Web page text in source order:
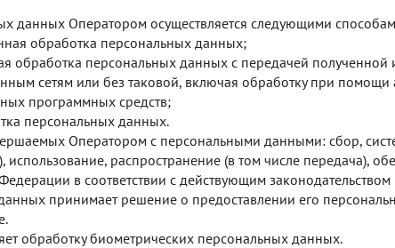
данных Оператором осуществляется следующими
обработка персональных данных;
обработка персональных данных с передачей
сетям или без таковой, включая обработку при помощи
программных средств;
персональных данных.
Оператором с персональными данными: сбор,
использование, распространение (в том числе передача),
в соответствии с действующим
принимает решение о предоставлении его
обработку биометрических персональных данных.